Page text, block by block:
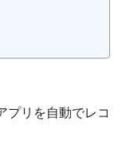
プリを自動でレコ